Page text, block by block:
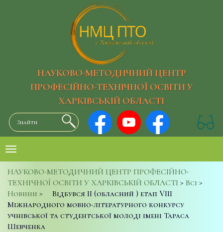
НАУКОВО-МЕТОДИЧНИЙ ЦЕНТР
ПРОФЕСІЙНО-ТЕХНІЧНОЇ ОСВІТИ У
ХАРКІВСЬКІЙ ОБЛАСТІ
НАУКОВО-МЕТОДИЧНИЙ ЦЕНТР ПРОФЕСІЙНО-
ТЕХНІЧНОЇ ОСВІТИ У ХАРКІВСЬКІЙ ОБЛАСТІ > Всі >
Новини >
Відбувся ІІ (обласний ) етап VІІІ
Міжнародного мовно-літературного конкурсу
учнівської та студентської молоді імені Тараса
Шевченка